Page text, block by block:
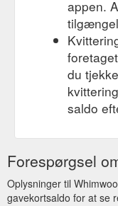
appen.
du
saldo
Forespørgsel
Oplysninger til
gavekortsaldo for at se